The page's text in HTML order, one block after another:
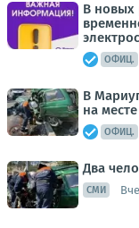
В новых
ОФИЦ.
В
на
ОФИЦ.
Два
СМИ